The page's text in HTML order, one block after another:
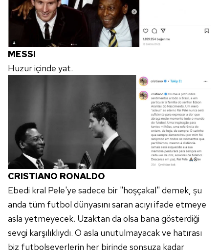
MESSI
Huzur içinde yat.
CRISTIANO RONALDO
Ebedi kral Pele'ye sadece bir "hoşçakal" demek, şu
anda tüm futbol dünyasını saran acıyı ifade etmeye
asla yetmeyecek. Uzaktan da olsa bana gösterdiği
sevgi karşılıklıydı. O asla unutulmayacak ve hatırası
biz futbolseverlerin her birinde sonsuza kadar